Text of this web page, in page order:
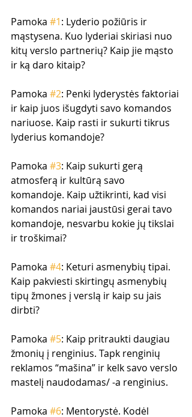
Pamoka #1: Lyderio požiūris ir
mąstysena. Kuo lyderiai skiriasi nuo
kitų verslo partnerių? Kaip jie mąsto
ir ką daro kitaip?
Pamoka #2: Penki lyderystės faktoriai
ir kaip juos išugdyti savo komandos
nariuose. Kaip rasti ir sukurti tikrus
lyderius komandoje?
Pamoka #3: Kaip sukurti gerą
atmosferą ir kultūrą savo
komandoje. Kaip užtikrinti, kad visi
komandos nariai jaustūsi gerai tavo
komandoje, nesvarbu kokie jų tikslai
ir troškimai?
Pamoka #4: Keturi asmenybių tipai.
Kaip pakviesti skirtingų asmenybių
tipų žmones į verslą ir kaip su jais
dirbti?
Pamoka #5: Kaip pritraukti daugiau
žmonių į renginius. Tapk renginių
reklamos “mašina” ir kelk savo verslo
mastelį naudodamas/ -a renginius.
Pamoka #6: Mentorystė. Kodėl